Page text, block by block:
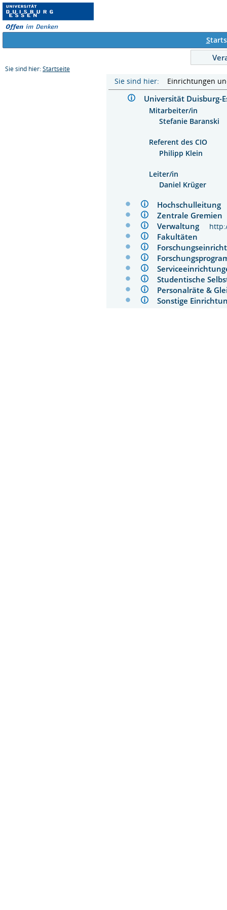
S
Sie sind hier: Startseite
Sie sind hier: Einrichtungen
Universität
Mitarbeiter/in
Stefanie Baranski
Referent des CIO
Philipp Klein
Leiter/in
Daniel Krüger
Zentrale
Verwaltung
Fakultäten
Studentische
Personalräte &
Sonstige